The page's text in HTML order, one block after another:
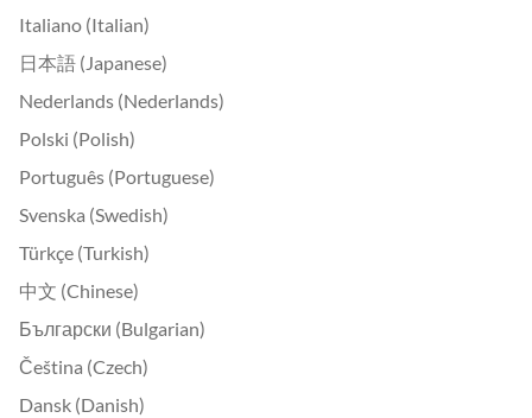
Italiano (Italian)
日本語 (Japanese)
Nederlands (Nederlands)
Polski (Polish)
Português (Portuguese)
Svenska (Swedish)
Türkçe (Turkish)
中文 (Chinese)
Български (Bulgarian)
Čeština (Czech)
Dansk (Danish)